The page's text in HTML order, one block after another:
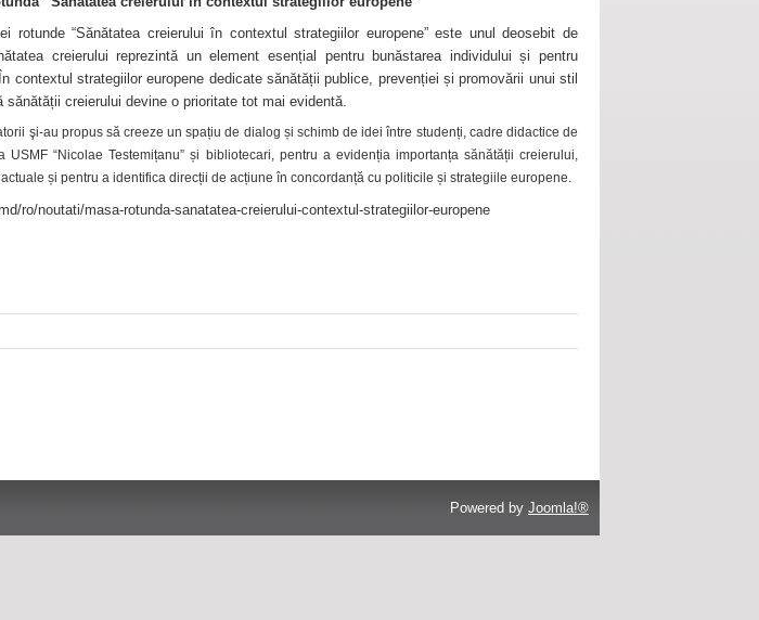
rotunde “Sănătatea creierului în contextul strategiilor europene” este unul deosebit de
creierului reprezintă un element esențial pentru bunăstarea individului și pentru
contextul strategiilor europene dedicate sănătății publice, prevenției și promovării unui stil
creierului devine o prioritate tot mai evidentă.
şi-au propus să creeze un spațiu de dialog și schimb de idei între studenți, cadre didactice de
“Nicolae Testemițanu” și bibliotecari, pentru a evidenția importanța sănătății creierului,
și pentru a identifica direcții de acțiune în concordanță cu politicile și strategiile europene.
ro/noutati/masa-rotunda-sanatatea-creierului-contextul-strategiilor-europene
Powered by Joomla!®